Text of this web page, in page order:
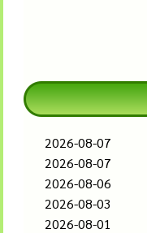
2026-08-07
2026-08-07
2026-08-06
2026-08-03
2026-08-01